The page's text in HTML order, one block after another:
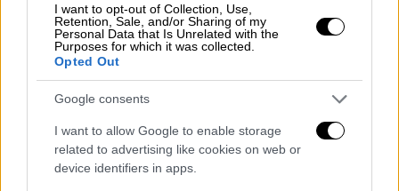
I want to opt-out of Collection, Use,
Retention, Sale, and/or Sharing of my
Personal Data that Is Unrelated with the
Purposes for which it was collected.
Opted Out
Google consents
I want to allow Google to enable storage
related to advertising like cookies on web or
device identifiers in apps.
τόνο, είπε: «Ή θα εμβολιαστούμε όλοι μας, ή
θα κλειστούμε στα σπίτια μας για να μην
πεθάνουμε».